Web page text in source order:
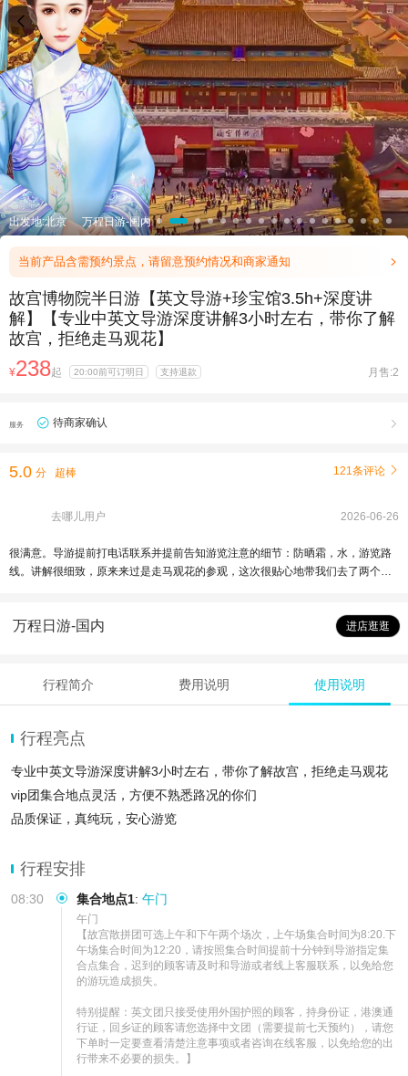
出发地:北京 万程日游-国内
当前产品含需预约景点，请留意预约情况和商家通知 
故宫博物院半日游【英文导游+珍宝馆3.5h+深度讲
解】【专业中英文导游深度讲解3小时左右，带你了解
故宫，拒绝走马观花】
¥238起 20:00前可订明日 支持退款 月售:2
服务 待商家确认 
5.0 分 超棒 121条评论 
去哪儿用户 2026-06-26
很满意。导游提前打电话联系并提前告知游览注意的细节：防晒霜，水，游览路
线。讲解很细致，原来来过是走马观花的参观，这次很贴心地带我们去了两个展
容，很幸运遇见了这么好一个导游，非常感谢！
万程日游-国内 进店逛逛
行程简介 费用说明 使用说明
行程亮点
专业中英文导游深度讲解3小时左右，带你了解故宫，拒绝走马观花
vip团集合地点灵活，方便不熟悉路况的你们
品质保证，真纯玩，安心游览
行程安排
08:30 集合地点1: 午门
午门
【故宫散拼团可选上午和下午两个场次，上午场集合时间为8:20.下
午场集合时间为12:20，请按照集合时间提前十分钟到导游指定集
合点集合，迟到的顾客请及时和导游或者线上客服联系，以免给您
的游玩造成损失。
特别提醒：英文团只接受使用外国护照的顾客，持身份证，港澳通
行证，回乡证的顾客请您选择中文团（需要提前七天预约），请您
下单时一定要查看清楚注意事项或者咨询在线客服，以免给您的出
行带来不必要的损失。】
